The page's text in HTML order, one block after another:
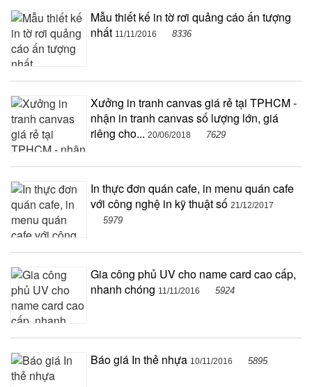
Mẫu thiết kế in tờ rơi quảng cáo ấn tượng
nhất 11/11/2016 8336
Xưởng in tranh canvas giá rẻ tại TPHCM -
nhận in tranh canvas số lượng lớn, giá
riêng cho... 20/06/2018 7629
In thực đơn quán cafe, in menu quán cafe
với công nghệ in kỹ thuật số 21/12/2017
5979
Gia công phủ UV cho name card cao cấp,
nhanh chóng 11/11/2016 5924
Báo giá In thẻ nhựa 10/11/2016 5895